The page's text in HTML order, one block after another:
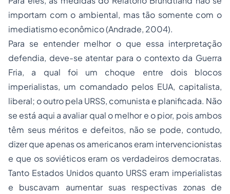
importam com o ambiental, mas tão somente com o
imediatismo econômico (Andrade, 2004).
Para se entender melhor o que essa interpretação
defendia, deve-se atentar para o contexto da Guerra
Fria, a qual foi um choque entre dois blocos
imperialistas, um comandado pelos EUA, capitalista,
liberal; o outro pela URSS, comunista e planificada. Não
se está aqui a avaliar qual o melhor e o pior, pois ambos
têm seus méritos e defeitos, não se pode, contudo,
dizer que apenas os americanos eram intervencionistas
e que os soviéticos eram os verdadeiros democratas.
Tanto Estados Unidos quanto URSS eram imperialistas
e buscavam aumentar suas respectivas zonas de